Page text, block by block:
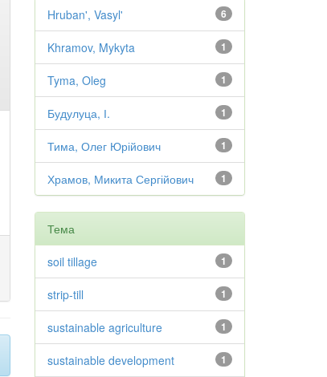
6
Hruban', Vasyl'
1
Khramov, Mykyta
1
Tyma, Oleg
1
Будулуца, І.
1
Тима, Олег Юрійович
1
Храмов, Микита Сергійович
Тема
1
soil tillage
1
strip-till
1
sustainable agriculture
1
sustainable development